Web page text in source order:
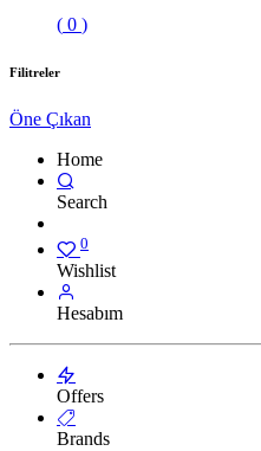
( 0 )
Filitreler
Öne Çıkan
Home
Search
0
Wishlist
Hesabım
Offers
Brands